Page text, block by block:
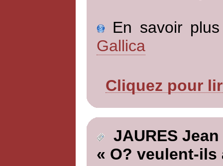
En savoir
Gallica
Cliquez pour
JAURES Jean
« O? veulent-ils